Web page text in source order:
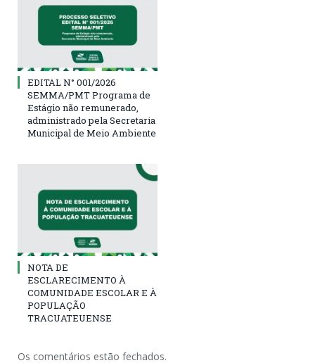
EDITAL N° 001/2026
SEMMA/PMT Programa de
Estágio não remunerado,
administrado pela Secretaria
Municipal de Meio Ambiente
NOTA DE
ESCLARECIMENTO À
COMUNIDADE ESCOLAR E À
POPULAÇÃO
TRACUATEUENSE
Os comentários estão fechados.